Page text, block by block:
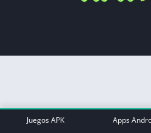
Juegos APK Apps